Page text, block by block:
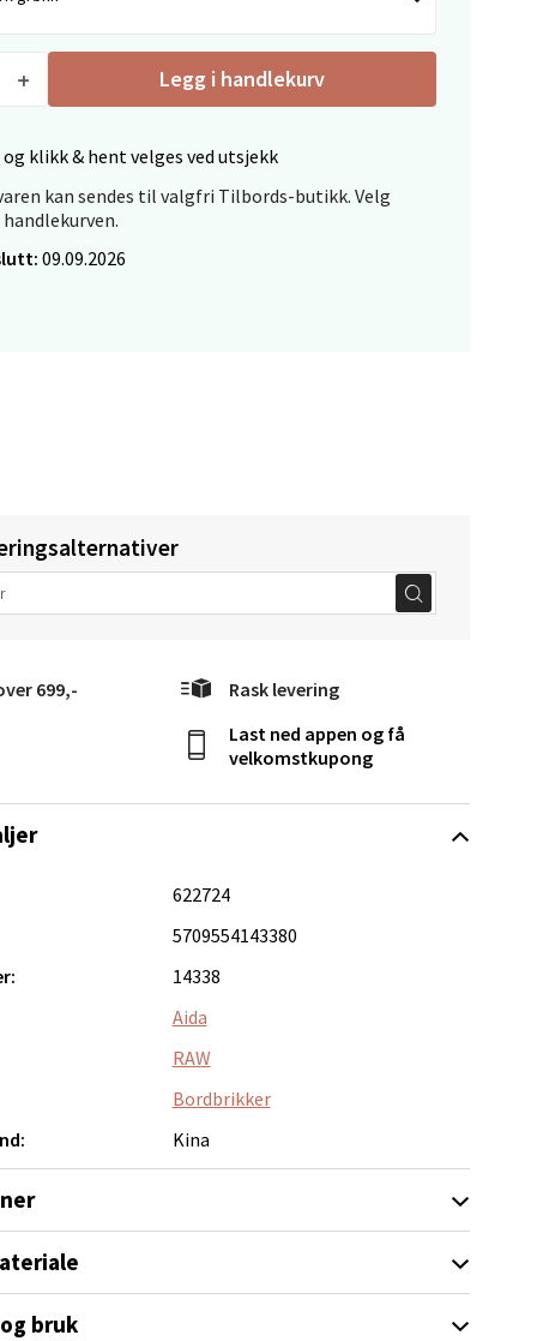
Legg i handlekurv
klikk & hent velges ved utsjekk
kan sendes til valgfri Tilbords-butikk. Velg
09.09.2026
699,- Rask levering
Last ned appen og få
velkomstkupong
622724
5709554143380
14338
Aida
RAW
Bordbrikker
Kina
bruk